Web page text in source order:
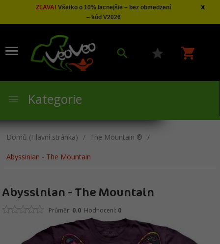
ZĽAVA! Všetko o 10% lacnejšie – bez obmedzení
– kód V2026
x
Kategorie
Domů (Hlavní stránka) The Mountain ®
Abyssinian - The Mountain
Abyssinian - The Mountain
Průměr: 0.0 Hodnocení: 0